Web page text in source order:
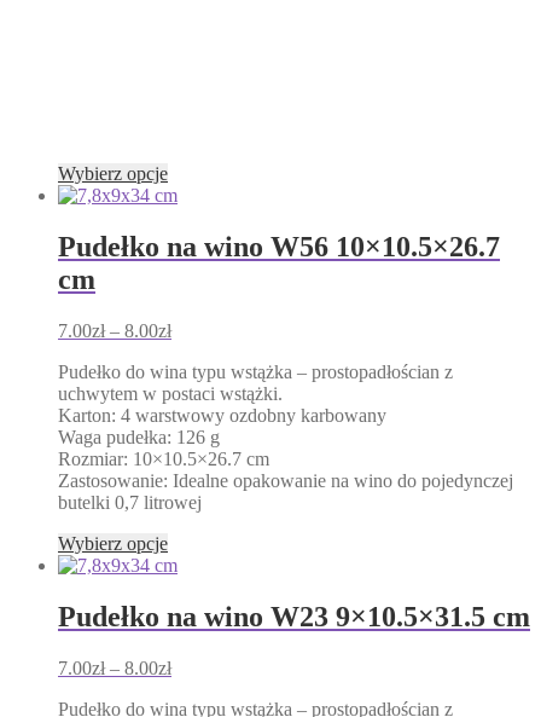
Wybierz opcjeTen
produkt
wariantów.
wybrać
na
stronie
produktu
Pudełko na wino W56 10×10.5×26.7
cm
7.00zł – 8.00złZakres
od
7.00zł
do
8.00zł
Pudełko do wina typu wstążka – prostopadłościan z
uchwytem w postaci wstążki.
Karton: 4 warstwowy ozdobny karbowany
Waga pudełka: 126 g
Rozmiar: 10×10.5×26.7 cm
Zastosowanie: Idealne opakowanie na wino do pojedynczej
butelki 0,7 litrowej
Wybierz opcjeTen
produkt
wariantów.
można
Pudełko na wino W23 9×10.5×31.5 cm
7.00zł – 8.00złZakres
od
Pudełko do wina typu wstążka – prostopadłościan z